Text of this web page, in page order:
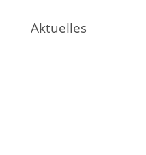
Aktuelles